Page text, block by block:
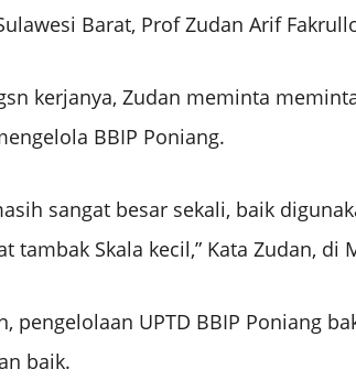
Barat, Prof Zudan Arif
kerjanya, Zudan meminta
BBIP Poniang.
sangat besar sekali, baik
tambak Skala kecil,” Kata Zudan, di
pengelolaan UPTD BBIP Poniang
baik.